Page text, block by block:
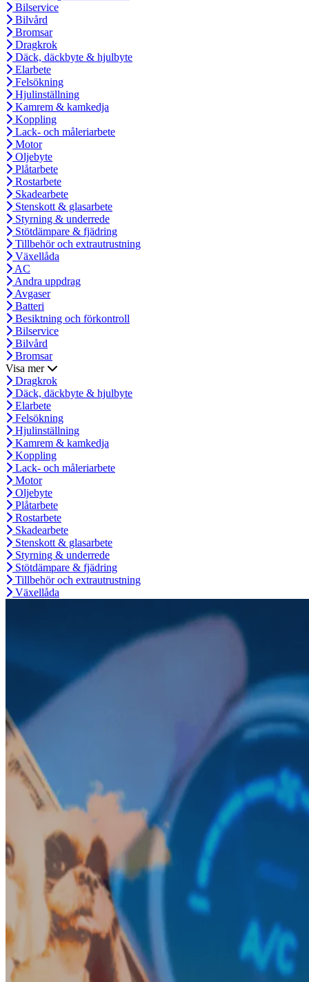
Bilservice
Bilvård
Bromsar
Dragkrok
Däck, däckbyte & hjulbyte
Elarbete
Felsökning
Hjulinställning
Kamrem & kamkedja
Koppling
Lack- och måleriarbete
Motor
Oljebyte
Plåtarbete
Rostarbete
Skadearbete
Stenskott & glasarbete
Styrning & underrede
Stötdämpare & fjädring
Tillbehör och extrautrustning
Växellåda
AC
Andra uppdrag
Avgaser
Batteri
Besiktning och förkontroll
Bilservice
Bilvård
Bromsar
Visa mer
Dragkrok
Däck, däckbyte & hjulbyte
Elarbete
Felsökning
Hjulinställning
Kamrem & kamkedja
Koppling
Lack- och måleriarbete
Motor
Oljebyte
Plåtarbete
Rostarbete
Skadearbete
Stenskott & glasarbete
Styrning & underrede
Stötdämpare & fjädring
Tillbehör och extrautrustning
Växellåda